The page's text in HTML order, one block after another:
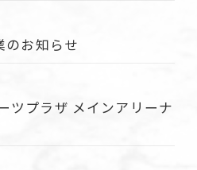
のお知らせ
ツプラザ メインアリーナ